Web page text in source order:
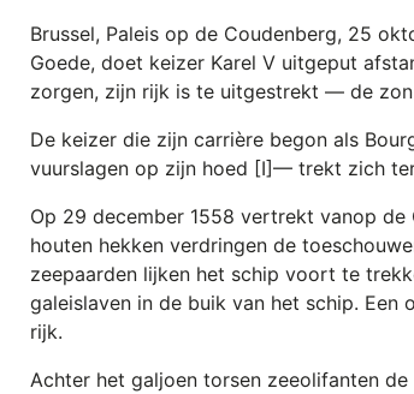
Brussel, Paleis op de Coudenberg, 25
Goede, doet keizer Karel V uitgeput
zorgen, zijn rijk is te uitgestrekt — de
De keizer die zijn carrière begon als
vuurslagen op zijn hoed [I]— trekt zich
Op 29 december 1558 vertrekt vanop
houten hekken verdringen de
zeepaarden lijken het schip voort te
galeislaven in de buik van het schip.
rijk.
Achter het galjoen torsen zeeolifanten